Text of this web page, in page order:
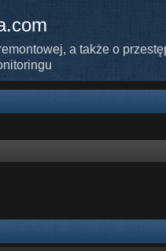
a także o